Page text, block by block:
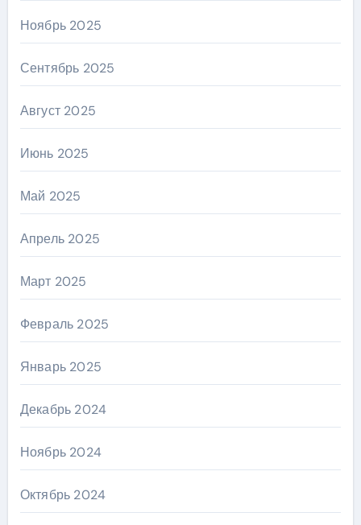
Ноябрь 2025
Сентябрь 2025
Август 2025
Июнь 2025
Май 2025
Апрель 2025
Март 2025
Февраль 2025
Январь 2025
Декабрь 2024
Ноябрь 2024
Октябрь 2024